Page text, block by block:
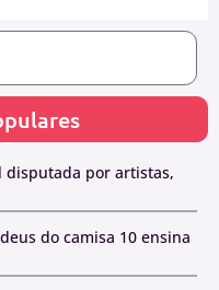
disputada por artistas,
do camisa 10 ensina